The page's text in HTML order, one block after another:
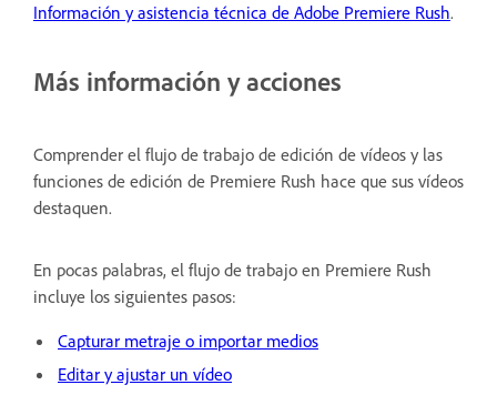
Información y asistencia técnica de Adobe Premiere Rush.
Más información y acciones
Comprender el flujo de trabajo de edición de vídeos y las
funciones de edición de Premiere Rush hace que sus vídeos
destaquen.
En pocas palabras, el flujo de trabajo en Premiere Rush
incluye los siguientes pasos:
Capturar metraje o importar medios
Editar y ajustar un vídeo